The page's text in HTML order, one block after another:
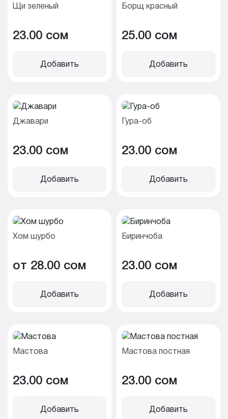
Щи зеленый
23.00 cом
Добавить
Борщ красный
25.00 cом
Добавить
Джавари
23.00 cом
Добавить
Гура-об
23.00 cом
Добавить
Хом шурбо
от 28.00 cом
Добавить
Биринчоба
23.00 cом
Добавить
Мастова
23.00 cом
Добавить
Мастова постная
23.00 cом
Добавить